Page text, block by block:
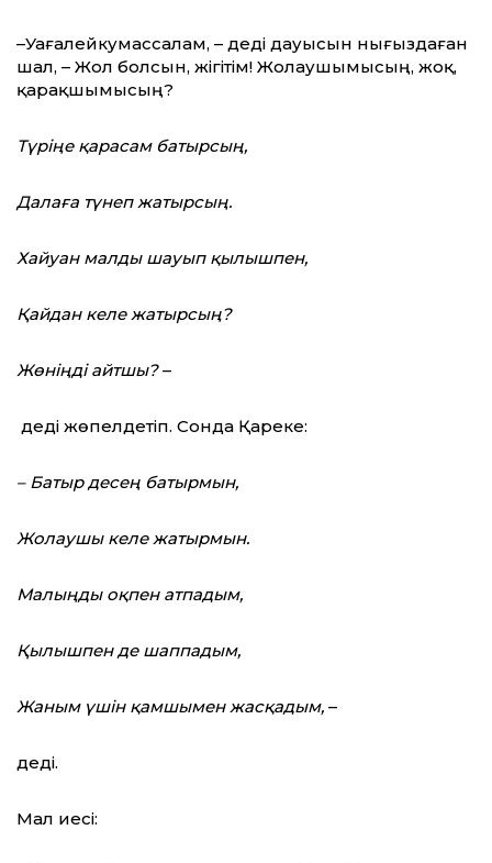
–Уағалейкумассалам, – деді дауысын нығыздаған
шал, – Жол болсын, жігітім! Жолаушымысың, жоқ,
қарақшымысың?
Түріңе қарасам батырсың,
Далаға түнеп жатырсың.
Хайуан малды шауып қылышпен,
Қайдан келе жатырсың?
Жөніңді айтшы?–
деді жөпелдетіп. Сонда Қареке:
– Батыр десең батырмын,
Жолаушы келе жатырмын.
Малыңды оқпен атпадым,
Қылышпен де шаппадым,
Жаным үшін қамшымен жасқадым, –
деді.
Мал иесі: